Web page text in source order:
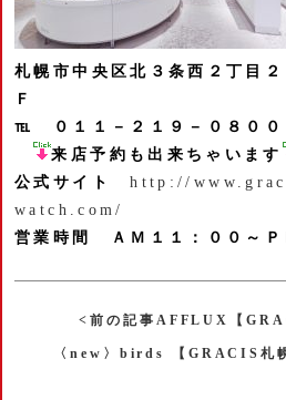
札幌市中央区北３条西２丁目
Ｆ
℡ ０１１－２１９－０８００
来店予約も出来ちゃいます
公式サイト
http://
watch.com/
営業時間 ＡＭ１１：００～Ｐ
<前の記事AFFLUX【
〈new〉birds 【GRACIS札